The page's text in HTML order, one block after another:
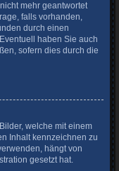
mehr geantwortet
falls vorhanden,
durch einen
haben Sie auch
sofern dies durch die
welche mit einem
Inhalt kennzeichnen zu
hängt von
gesetzt hat.